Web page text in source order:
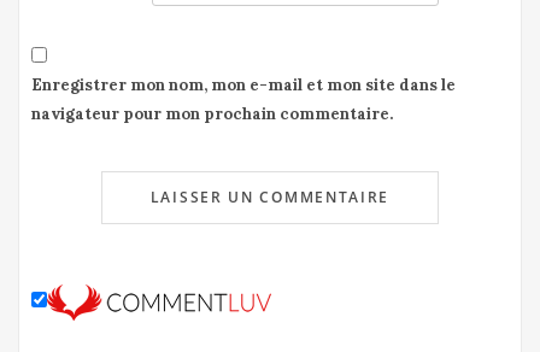
Enregistrer mon nom, mon e-mail et mon site dans le
navigateur pour mon prochain commentaire.